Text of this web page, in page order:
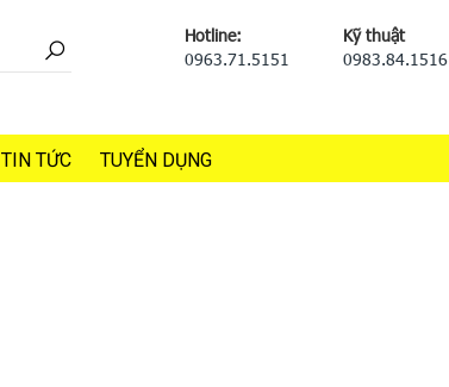
Hotline:
0963.71.5151
Kỹ thuật
0983.84.1516
TIN TỨC TUYỂN DỤNG